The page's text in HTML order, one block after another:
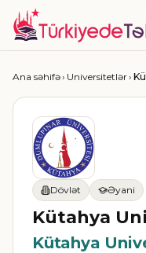
Ana səhifə› Universitetlər›
Dövlət Əyani
Kütahya
Kütahya